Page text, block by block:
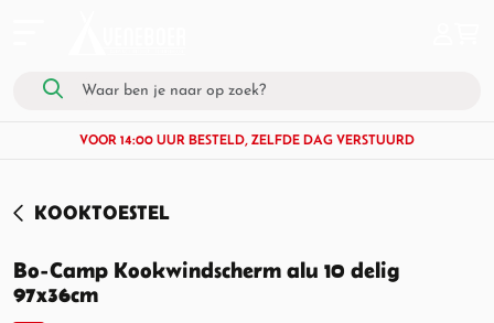
VOOR 14:00 UUR BESTELD, ZELFDE DAG VERSTUURD
KOOKTOESTEL
Bo-Camp Kookwindscherm alu 10 delig
97x36cm